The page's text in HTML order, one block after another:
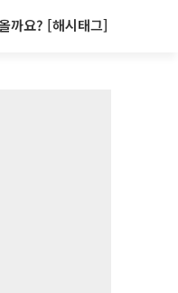
까요? [해시태그]